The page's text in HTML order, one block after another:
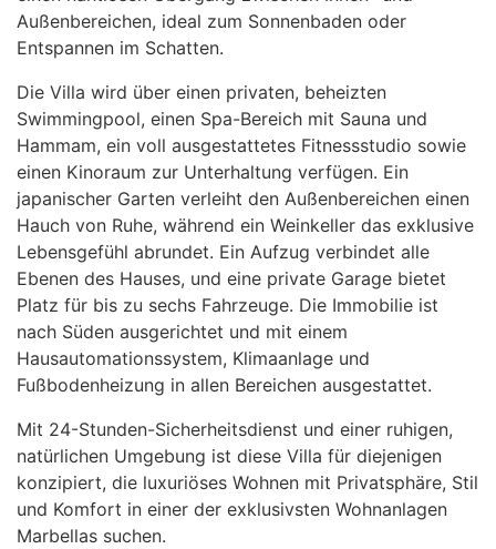
Außenbereichen, ideal zum Sonnenbaden oder
Entspannen im Schatten.
Die Villa wird über einen privaten, beheizten
Swimmingpool, einen Spa-Bereich mit Sauna und
Hammam, ein voll ausgestattetes Fitnessstudio sowie
einen Kinoraum zur Unterhaltung verfügen. Ein
japanischer Garten verleiht den Außenbereichen einen
Hauch von Ruhe, während ein Weinkeller das exklusive
Lebensgefühl abrundet. Ein Aufzug verbindet alle
Ebenen des Hauses, und eine private Garage bietet
Platz für bis zu sechs Fahrzeuge. Die Immobilie ist
nach Süden ausgerichtet und mit einem
Hausautomationssystem, Klimaanlage und
Fußbodenheizung in allen Bereichen ausgestattet.
Mit 24-Stunden-Sicherheitsdienst und einer ruhigen,
natürlichen Umgebung ist diese Villa für diejenigen
konzipiert, die luxuriöses Wohnen mit Privatsphäre, Stil
und Komfort in einer der exklusivsten Wohnanlagen
Marbellas suchen.